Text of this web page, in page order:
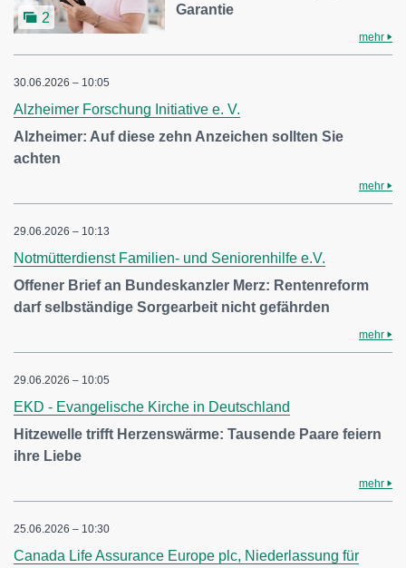
2
Garantie
mehr
30.06.2026 – 10:05
Alzheimer Forschung Initiative e. V.
Alzheimer: Auf diese zehn Anzeichen sollten Sie
achten
mehr
29.06.2026 – 10:13
Notmütterdienst Familien- und Seniorenhilfe e.V.
Offener Brief an Bundeskanzler Merz: Rentenreform
darf selbständige Sorgearbeit nicht gefährden
mehr
29.06.2026 – 10:05
EKD - Evangelische Kirche in Deutschland
Hitzewelle trifft Herzenswärme: Tausende Paare feiern
ihre Liebe
mehr
25.06.2026 – 10:30
Canada Life Assurance Europe plc, Niederlassung für